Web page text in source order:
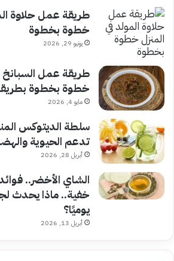
طريقة عمل حلاوة
خطوة بخطوة
يونيو 29, 2026
طريقة عمل السبانخ
خطوة بخطوة
مايو 4, 2026
سلطة الديتوكس
تدعم الحيوية
أبريل 28, 2026
الشاي الأخضر..
خفية.. ماذا يحدث
يوميًا؟
أبريل 13, 2026